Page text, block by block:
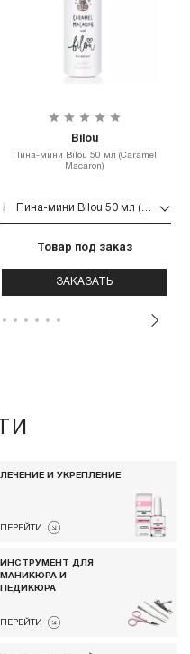
Bilou
Пина-мини Bilou 50 мл (Caramel
Macaron)
Товар под заказ
ЗАКАЗАТЬ
ЛЕЧЕНИЕ И УКРЕПЛЕНИЕ
ПЕРЕЙТИ
ИНCТРУМЕНТ ДЛЯ
МАНИКЮРА И
ПЕДИКЮРА
ПЕРЕЙТИ